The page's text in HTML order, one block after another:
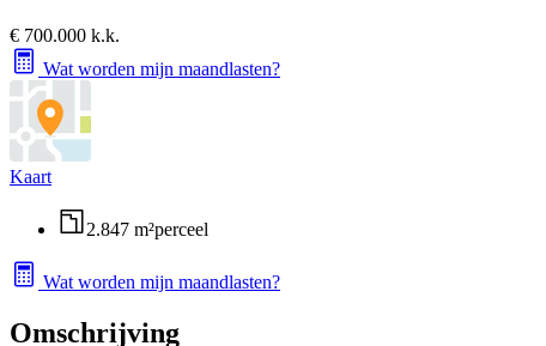
€ 700.000 k.k.
Wat worden mijn maandlasten?
Kaart
2.847 m²perceel
Wat worden mijn maandlasten?
Omschrijving